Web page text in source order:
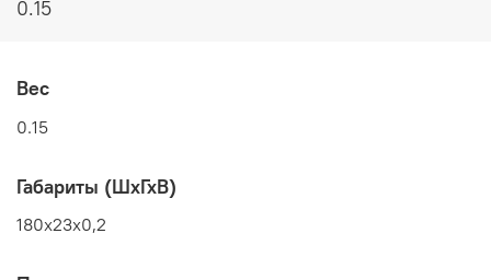
0.15
Вес
0.15
Габариты (ШхГхВ)
180x23x0,2